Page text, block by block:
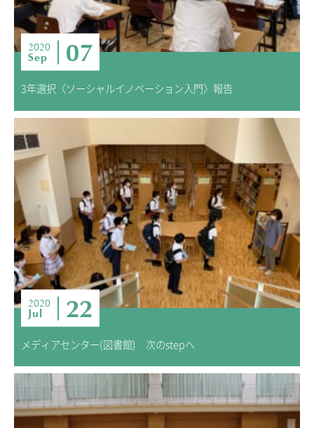
2020
Sep 07
3年選択〈ソーシャルイノベーション入門〉報告
2020
Jul 22
メディアセンター(図書館) 次のstepへ